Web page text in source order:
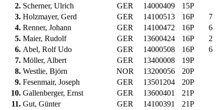
2. Scherner, Ulrich GER 14000409
15P
3. Holzmayer, Gerd GER 14100513 16P
7
4. Renner, Johann GER 14100472 16P
6
5. Maier, Rudolf GER 13600424 16P
2
6. Abel, Rolf Udo GER 14000508 16P
6
7. Möller, Albert GER 13400008
19P
8. Westlie, Björn NOR 13200056
20P
9. Fesenmair, Joseph GER 13501204
20P
10. Gallenberger, Ernst GER 13600401
21P
11. Gut, Günter GER 14100391
21P